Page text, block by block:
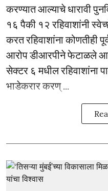
करण्यात आल्याचे धारावी
१६ पैकी १२ रहिवाशांनी
करत रहिवाशांना कोणतीही
आरोप डीआरपीने फेटाळले
सेक्टर ६ मधील रहिवाशांना
भाडेकरार करण् ...